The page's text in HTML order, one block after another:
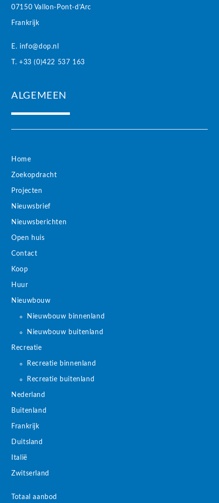
07150 Vallon-Pont-d’Arc
Frankrijk
E. info@dop.nl
T. +33 (0)422 537 163
ALGEMEEN
Home
Zoekopdracht
Projecten
Nieuwsbrief
Nieuwsberichten
Open huis
Contact
Koop
Huur
Nieuwbouw
Nieuwbouw binnenland
Nieuwbouw buitenland
Recreatie
Recreatie binnenland
Recreatie buitenland
Nederland
Buitenland
Frankrijk
Duitsland
Italië
Zwitserland
Totaal aanbod